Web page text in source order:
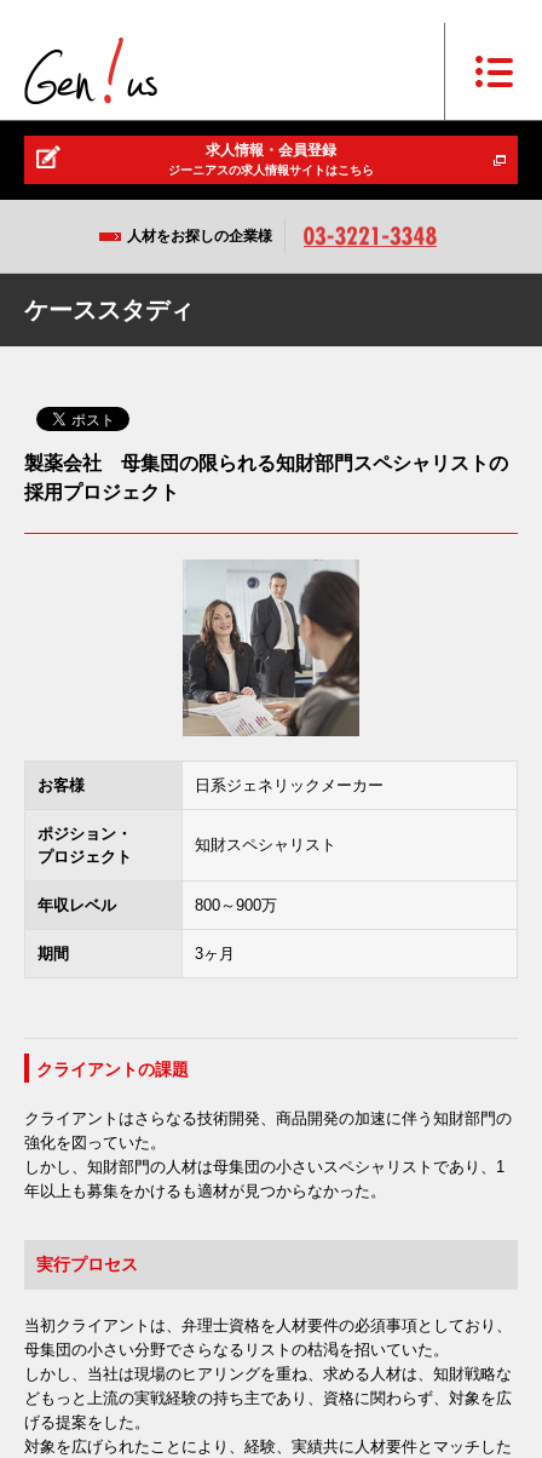
求人情報・会員登録
ジーニアスの求人情報サイトはこちら
人材をお探しの企業様
ケーススタディ
製薬会社 母集団の限られる知財部門スペシャリストの
採用プロジェクト
お客様 日系ジェネリックメーカー
ポジション・
プロジェクト
知財スペシャリスト
年収レベル 800～900万
期間 3ヶ月
クライアントの課題
クライアントはさらなる技術開発、商品開発の加速に伴う知財部門の
強化を図っていた。
しかし、知財部門の人材は母集団の小さいスペシャリストであり、1
年以上も募集をかけるも適材が見つからなかった。
実行プロセス
当初クライアントは、弁理士資格を人材要件の必須事項としており、
母集団の小さい分野でさらなるリストの枯渇を招いていた。
しかし、当社は現場のヒアリングを重ね、求める人材は、知財戦略な
どもっと上流の実戦経験の持ち主であり、資格に関わらず、対象を広
げる提案をした。
対象を広げられたことにより、経験、実績共に人材要件とマッチした